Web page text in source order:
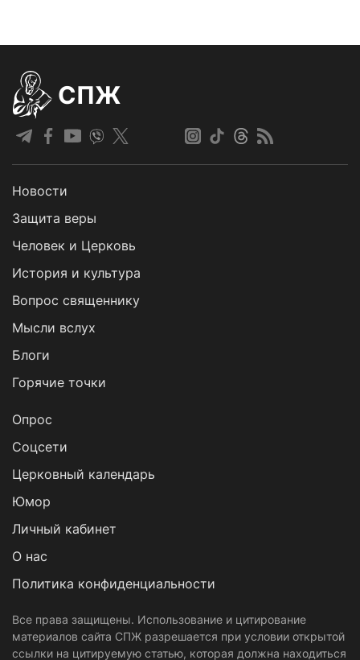
СПЖ
Новости
Защита веры
Человек и Церковь
История и культура
Вопрос священнику
Мысли вслух
Блоги
Горячие точки
Опрос
Cоцсети
Церковный календарь
Юмор
Личный кабинет
О нас
Политика конфиденциальности
Все права защищены. Использование и цитирование
материалов сайта СПЖ разрешается при условии открытой
ссылки на цитируемую статью, которая должна находиться